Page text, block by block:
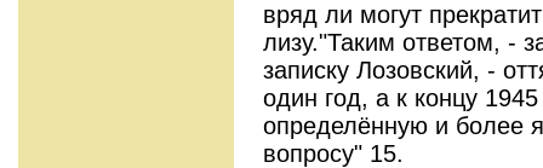
вряд ли могут
лизу."Таким ответом, -
записку Лозовский, -
один год, а к концу
определённую и более
вопросу" 15.